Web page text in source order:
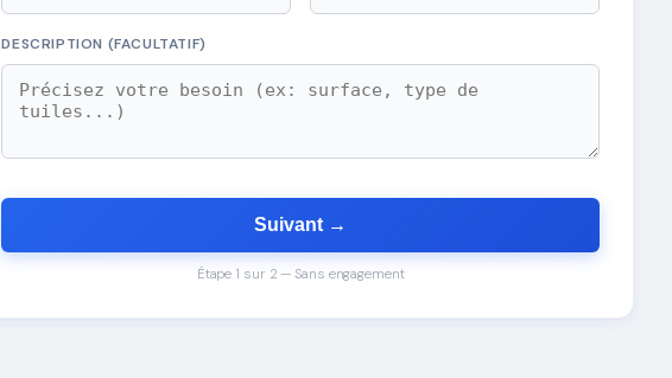
DESCRIPTION (FACULTATIF)
Suivant →
Étape 1 sur 2 — Sans engagement